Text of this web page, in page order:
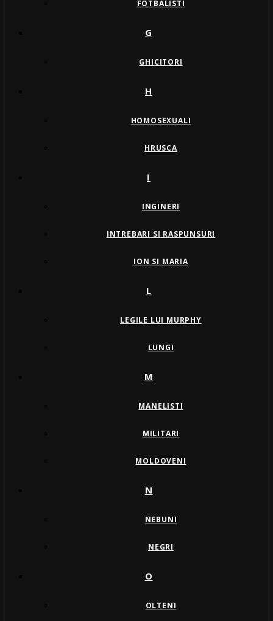
FOTBALISTI
G
GHICITORI
H
HOMOSEXUALI
HRUSCA
I
INGINERI
INTREBARI SI RASPUNSURI
ION SI MARIA
L
LEGILE LUI MURPHY
LUNGI
M
MANELISTI
MILITARI
MOLDOVENI
N
NEBUNI
NEGRI
O
OLTENI